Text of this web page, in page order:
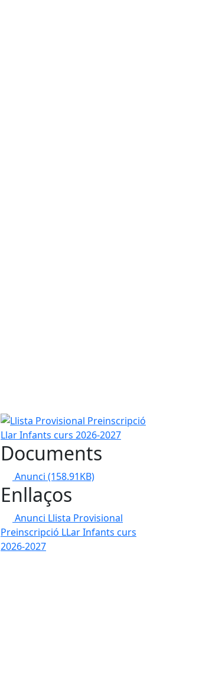
Llista Provisional Preinscripció Llar Infants curs
Documents
Anunci (158.91KB)
Enllaços
Anunci Llista Provisional
Preinscripció LLar Infants curs
2026-2027